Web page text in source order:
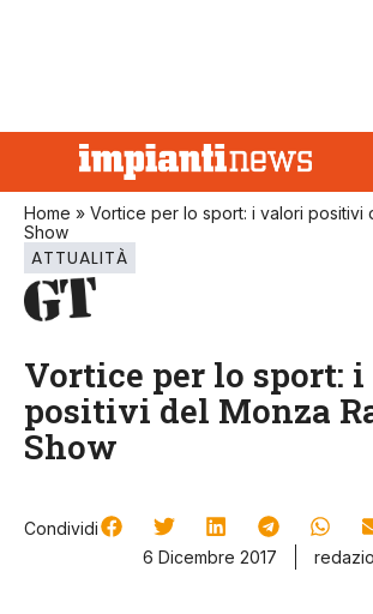
Home » Vortice per lo sport: i valori positivi
Show
ATTUALITÀ
Vortice per lo sport:
positivi del Monza
Show
Condividi
6 Dicembre 2017